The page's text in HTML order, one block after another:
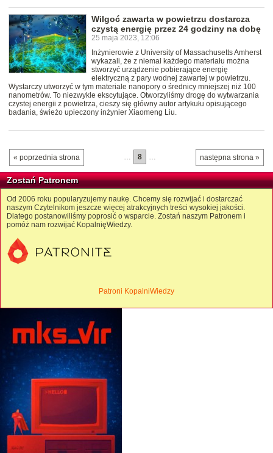
Wilgoć zawarta w powietrzu dostarcza
czystą energię przez 24 godziny na dobę
25 maja 2023, 12:06
Inżynierowie z University of Massachusetts Amherst
wykazali, że z niemal każdego materiału można
stworzyć urządzenie pobierające energię
elektryczną z pary wodnej zawartej w powietrzu.
Wystarczy utworzyć w tym materiale nanopory o średnicy mniejszej niż 100
nanometrów. To niezwykle ekscytujące. Otworzyliśmy drogę do wytwarzania
czystej energii z powietrza, cieszy się główny autor artykułu opisującego
badania, świeżo upieczony inżynier Xiaomeng Liu.
« poprzednia strona następna strona »
… 8 …
Zostań Patronem
Od 2006 roku popularyzujemy naukę. Chcemy się rozwijać i dostarczać
naszym Czytelnikom jeszcze więcej atrakcyjnych treści wysokiej jakości.
Dlatego postanowiliśmy poprosić o wsparcie. Zostań naszym Patronem i
pomóż nam rozwijać KopalnięWiedzy.
Patroni KopalniWiedzy